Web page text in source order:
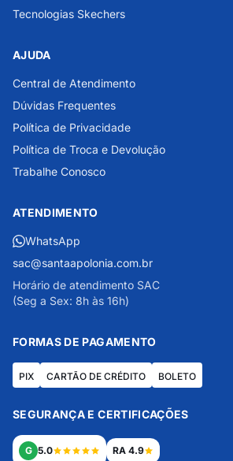
Tecnologias Skechers
AJUDA
Central de Atendimento
Dúvidas Frequentes
Política de Privacidade
Política de Troca e Devolução
Trabalhe Conosco
ATENDIMENTO
WhatsApp
sac@santaapolonia.com.br
Horário de atendimento SAC
(Seg a Sex: 8h às 16h)
FORMAS DE PAGAMENTO
PIX CARTÃO DE CRÉDITO BOLETO
SEGURANÇA E CERTIFICAÇÕES
G 5.0 RA 4.9